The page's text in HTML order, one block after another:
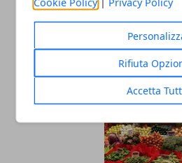
Rifiuta
Accetta
storico romano con
attraversa cinque
25/11/2025